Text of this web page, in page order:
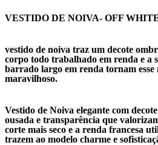
VESTIDO DE NOIVA- OFF
vestido de noiva traz um decote
corpo todo trabalhado em renda e a
barrado largo em renda tornam esse
maravilhoso.
Vestido de Noiva elegante com
ousada e transparência que
corte mais seco e a renda francesa
trazem ao modelo charme e